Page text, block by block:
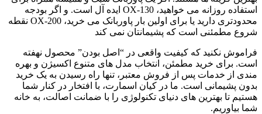
استفاده روزانه می خواهید، OX-130 ایده آل است. و اگر بودجه
محدودتری دارید یا برای اولین بار پاوربانک می خرید، OX-200 نقطه
شروع مطمئنی است که پشیمانتان نمی کند
فراموش نکنید که کیفیت واقعی در “اصل بودن” محصول نهفته
است. برای خرید مطمئن، انتخاب مدل های متنوع اکسیژن و بهره
مندی از خدمات پس از فروش معتبر، تنها راه رسیدن به یک خرید
بدون پشیمانی است. ما در کیان اسمارت، با افتخار در کنار شما
هستیم تا بهترین های دنیای تکنولوژی را با ضمانت اصالت، به خانه
شما بیاوریم.